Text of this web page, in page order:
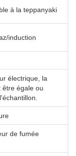
à la teppanyaki
induction
électrique, la
être égale ou
de fumée